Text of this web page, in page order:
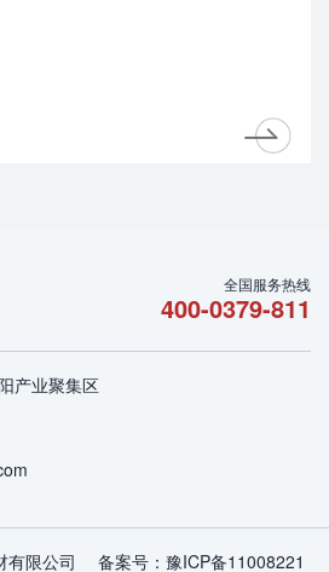
全国服务热线
400-0379-811
产业聚集区
有限公司 备案号： 豫ICP备11008221